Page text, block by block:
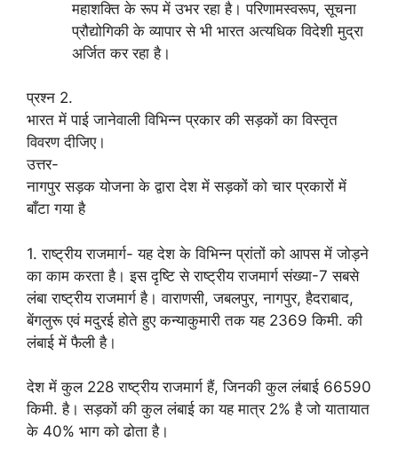
महाशक्ति के रूप में उभर रहा है। परिणामस्वरूप, सूचना
प्रौद्योगिकी के व्यापार से भी भारत अत्यधिक विदेशी मुद्रा
अर्जित कर रहा है।
प्रश्न 2.
भारत में पाई जानेवाली विभिन्न प्रकार की सड़कों का विस्तृत
विवरण दीजिए।
उत्तर-
नागपुर सड़क योजना के द्वारा देश में सड़कों को चार प्रकारों में
बाँटा गया है
1. राष्ट्रीय राजमार्ग- यह देश के विभिन्न प्रांतों को आपस में जोड़ने
का काम करता है। इस दृष्टि से राष्ट्रीय राजमार्ग संख्या-7 सबसे
लंबा राष्ट्रीय राजमार्ग है। वाराणसी, जबलपुर, नागपुर, हैदराबाद,
बेंगलुरू एवं मदुरई होते हुए कन्याकुमारी तक यह 2369 किमी. की
लंबाई में फैली है।
देश में कुल 228 राष्ट्रीय राजमार्ग हैं, जिनकी कुल लंबाई 66590
किमी. है। सड़कों की कुल लंबाई का यह मात्र 2% है जो यातायात
के 40% भाग को ढोता है।